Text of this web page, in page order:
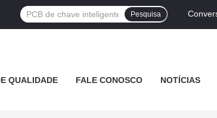
Pesquisa
QUALIDADE FALE CONOSCO NOTÍCIAS